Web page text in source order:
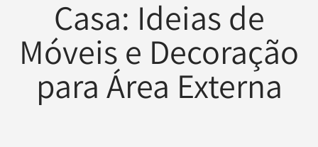
Casa: Ideias de
Móveis e Decoração
para Área Externa